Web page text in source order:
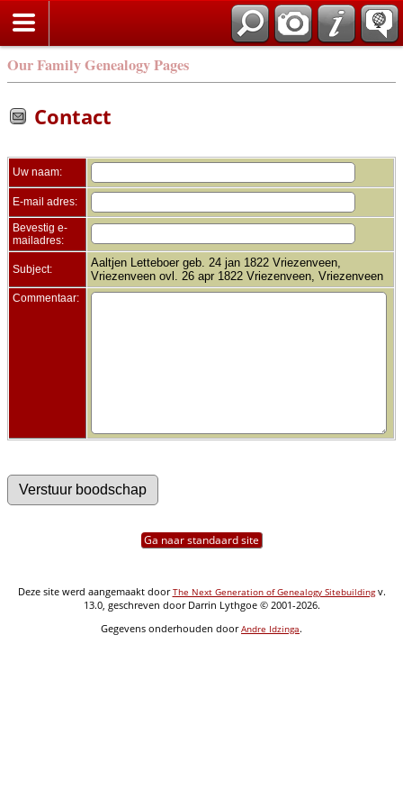
Our Family Genealogy Pages
Contact
Uw naam:
E-mail adres:
Bevestig e-
mailadres:
Subject:
Aaltjen Letteboer geb. 24 jan 1822 Vriezenveen,
Vriezenveen ovl. 26 apr 1822 Vriezenveen, Vriezenveen
Commentaar:
Ga naar standaard site
Deze site werd aangemaakt doorThe Next Generation of Genealogy Sitebuildingv.
13.0, geschreven door Darrin Lythgoe © 2001-2026.
Gegevens onderhouden doorAndre Idzinga.